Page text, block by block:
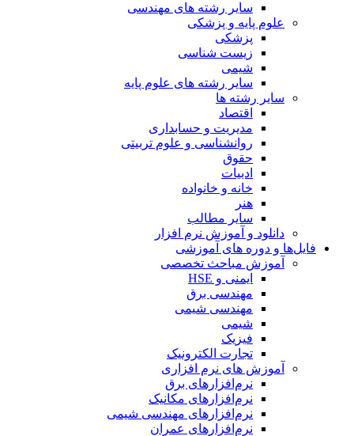
سایر رشته های مهندسی
علوم پایه و پزشکی
پزشکی
زیست شناسی
شیمی
سایر رشته های علوم پایه
سایر رشته ها
اقتصاد
مدیریت و حسابداری
روانشناسی و علوم تربیتی
حقوق
ادبیات
خانه و خانواده
هنر
سایر مطالب
دانلود و آموزش نرم افزار
فایل‌ها و دوره های آموزشی
آموزش مباحث تخصصی
ایمنی و HSE
مهندسی برق
مهندسی شیمی
شیمی
فیزیک
تجارت الکترونیک
آموزش های نرم افزاری
نرم‌افزارهای برق
نرم‌افزارهای مکانیک
نرم‌افزارهای مهندسی شیمی
نرم‌افزارهای عمران